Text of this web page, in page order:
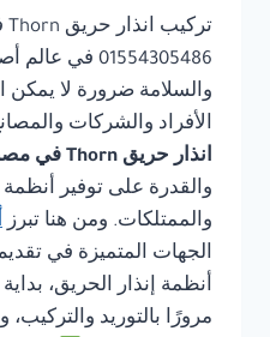
تركيب انذار حريق Thorn في مصر
01554305486
والسلامة ضرورة لا يمكن
الأفراد والشركات
انذار حريق Thorn في مصر
والقدرة على توفير أنظمة
والممتلكات. ومن هنا تبرز
الجهات المتميزة في
أنظمة إنذار الحريق،
مرورًا بالتوريد